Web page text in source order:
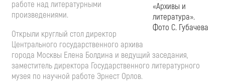
«Архивы и
литература».
Фото С. Губачева
работе над литературными
произведениями.
Открыли круглый стол директор
Центрального государственного архива
города Москвы Елена Болдина и ведущий заседания,
заместитель директора Государственного литературного
музея по научной работе Эрнест Орлов.